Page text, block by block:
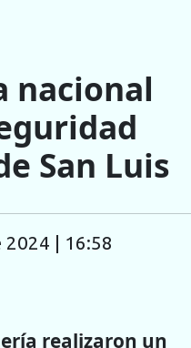
nacional
San Luis
| 16:58
realizaron un